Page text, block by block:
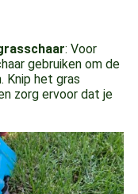
: Voor
gebruiken om de
Knip het gras
zorg ervoor dat je